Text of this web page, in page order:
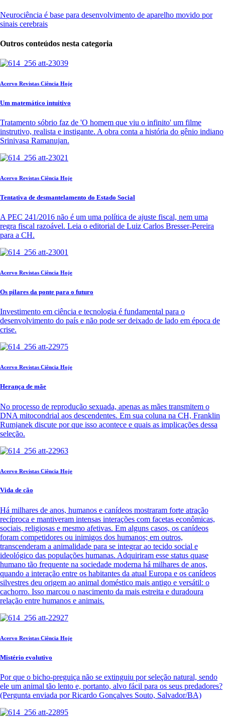
Neurociência é base para desenvolvimento de aparelho movido por
sinais cerebrais
Outros conteúdos nesta categoria
Acervo Revistas Ciência Hoje
Um matemático intuitivo
Tratamento sóbrio faz de 'O homem que viu o infinito' um filme
instrutivo, realista e instigante. A obra conta a história do gênio indiano
Srinivasa Ramanujan.
Acervo Revistas Ciência Hoje
Tentativa de desmantelamento do Estado Social
A PEC 241/2016 não é um uma política de ajuste fiscal, nem uma
regra fiscal razoável. Leia o editorial de Luiz Carlos Bresser-Pereira
para a CH.
Acervo Revistas Ciência Hoje
Os pilares da ponte para o futuro
Investimento em ciência e tecnologia é fundamental para o
desenvolvimento do país e não pode ser deixado de lado em época de
crise.
Acervo Revistas Ciência Hoje
Herança de mãe
No processo de reprodução sexuada, apenas as mães transmitem o
DNA mitocondrial aos descendentes. Em sua coluna na CH, Franklin
Rumjanek discute por que isso acontece e quais as implicações dessa
seleção.
Acervo Revistas Ciência Hoje
Vida de cão
Há milhares de anos, humanos e canídeos mostraram forte atração
recíproca e mantiveram intensas interações com facetas econômicas,
sociais, religiosas e mesmo afetivas. Em alguns casos, os canídeos
foram competidores ou inimigos dos humanos; em outros,
transcenderam a animalidade para se integrar ao tecido social e
ideológico das populações humanas. Adquiriram esse status quase
humano tão frequente na sociedade moderna há milhares de anos,
quando a interação entre os habitantes da atual Europa e os canídeos
silvestres deu origem ao animal doméstico mais antigo e versátil: o
cachorro. Isso marcou o nascimento da mais estreita e duradoura
relação entre humanos e animais.
Acervo Revistas Ciência Hoje
Mistério evolutivo
Por que o bicho-preguiça não se extinguiu por seleção natural, sendo
ele um animal tão lento e, portanto, alvo fácil para os seus predadores?
(Pergunta enviada por Ricardo Gonçalves Souto, Salvador/BA)